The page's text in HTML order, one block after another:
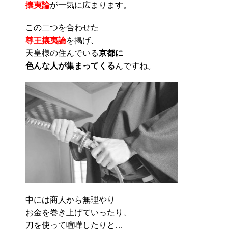
攘夷論が一気に広まります。
この二つを合わせた
尊王攘夷論を掲げ、
天皇様の住んでいる京都に
色んな人が集まってくるんですね。
中には商人から無理やり
お金を巻き上げていったり、
刀を使って喧嘩したりと…